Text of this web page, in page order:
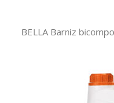
BELLA Barniz